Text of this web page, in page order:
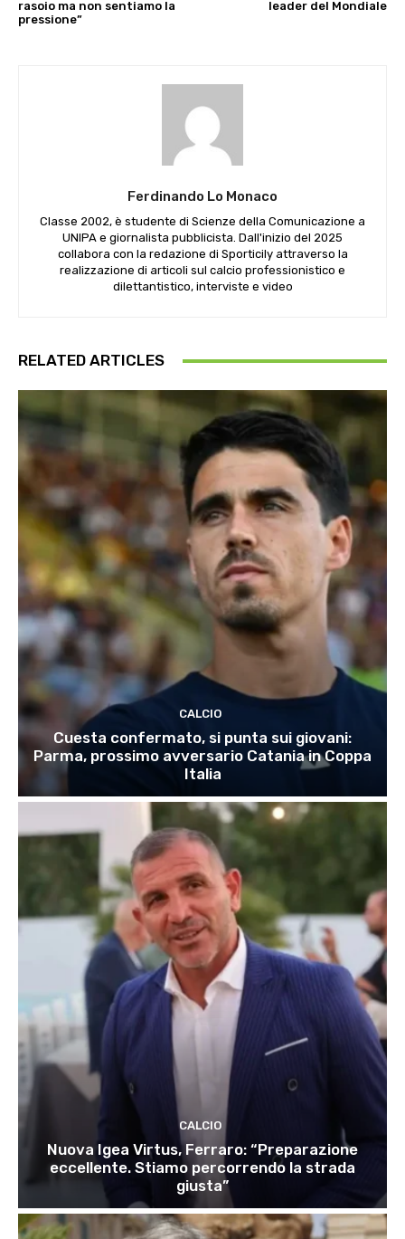
rasoio ma non sentiamo la
pressione”
leader del Mondiale
Ferdinando Lo Monaco
Classe 2002, è studente di Scienze della Comunicazione a
UNIPA e giornalista pubblicista. Dall'inizio del 2025
collabora con la redazione di Sporticily attraverso la
realizzazione di articoli sul calcio professionistico e
dilettantistico, interviste e video
RELATED ARTICLES
CALCIO
Cuesta confermato, si punta sui giovani:
Parma, prossimo avversario Catania in Coppa
Italia
CALCIO
Nuova Igea Virtus, Ferraro: “Preparazione
eccellente. Stiamo percorrendo la strada
giusta”